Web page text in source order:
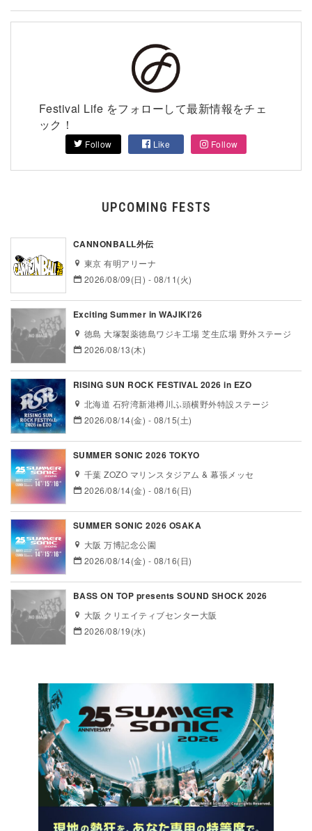
Festival Life をフォローして最新情報をチェ
ック！
Follow Like Follow
UPCOMING FESTS
CANNONBALL外伝
東京 有明アリーナ
2026/08/09(日) - 08/11(火)
Exciting Summer in WAJIKI’26
徳島 大塚製薬徳島ワジキ工場 芝生広場 野外ステージ
2026/08/13(木)
RISING SUN ROCK FESTIVAL 2026 in EZO
北海道 石狩湾新港樽川ふ頭横野外特設ステージ
2026/08/14(金) - 08/15(土)
SUMMER SONIC 2026 TOKYO
千葉 ZOZO マリンスタジアム & 幕張メッセ
2026/08/14(金) - 08/16(日)
SUMMER SONIC 2026 OSAKA
大阪 万博記念公園
2026/08/14(金) - 08/16(日)
BASS ON TOP presents SOUND SHOCK 2026
大阪 クリエイティブセンター大阪
2026/08/19(水)